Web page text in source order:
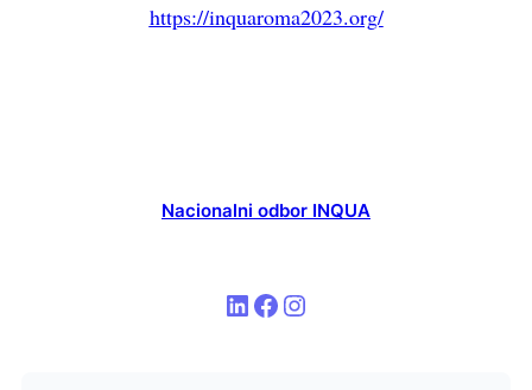
https://inquaroma2023.org/
Nacionalni odbor INQUA
LinkedIn Facebook Instagram